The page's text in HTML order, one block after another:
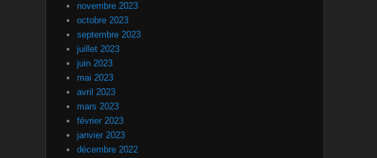
novembre 2023
octobre 2023
septembre 2023
juillet 2023
juin 2023
mai 2023
avril 2023
mars 2023
février 2023
janvier 2023
décembre 2022